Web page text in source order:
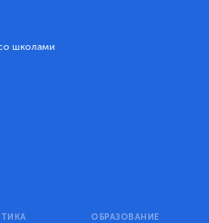
школами
ОБРАЗОВАНИЕ